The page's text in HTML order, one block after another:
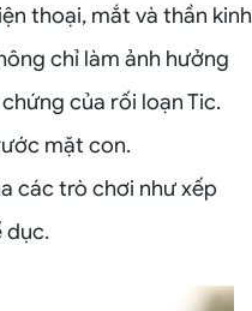
thoại, mắt và thần kinh
chỉ làm ảnh hưởng
của rối loạn Tic.
mặt con.
các trò chơi như xếp
dục.